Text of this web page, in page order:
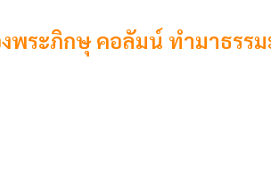
ระภิกษุ คอลัมน์ ทำมาธรรม